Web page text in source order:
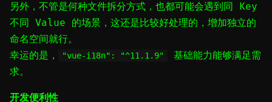
另外，不管是何种文件拆分方式，也都可能会遇到同 Key
不同 Value 的场景，这还是比较好处理的，增加独立的
命名空间就行。
幸运的是，
"vue-i18n": "^11.1.9"
基础能力能够满足需
求。
开发便利性